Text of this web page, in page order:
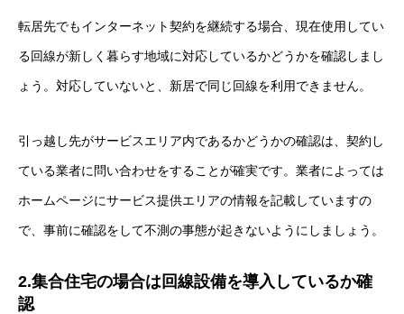
転居先でもインターネット契約を継続する場合、現在使用してい
る回線が新しく暮らす地域に対応しているかどうかを確認しまし
ょう。対応していないと、新居で同じ回線を利用できません。
引っ越し先がサービスエリア内であるかどうかの確認は、契約し
ている業者に問い合わせをすることが確実です。業者によっては
ホームページにサービス提供エリアの情報を記載していますの
で、事前に確認をして不測の事態が起きないようにしましょう。
2.集合住宅の場合は回線設備を導入しているか確
認